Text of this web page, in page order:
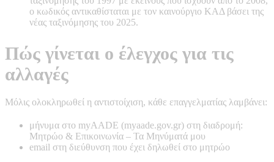
ο κωδικός αντικαθίσταται με τον καινούργιο ΚΑΔ βάσει της
νέας ταξινόμησης του 2025.
Πώς γίνεται ο έλεγχος για τις
αλλαγές
Μόλις ολοκληρωθεί η αντιστοίχιση, κάθε επαγγελματίας λαμβάνει:
μήνυμα στο myAADE (myaade.gov.gr) στη διαδρομή:
Μητρώο & Επικοινωνία – Τα Μηνύματά μου
email στη διεύθυνση που έχει δηλωθεί στο μητρώο